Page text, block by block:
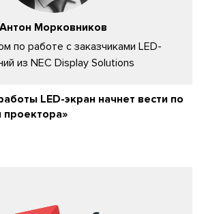
Антон Морковников
по работе с заказчиками LED-
из NEC Display Solutions
LED-экран начнет вести по
проектора»